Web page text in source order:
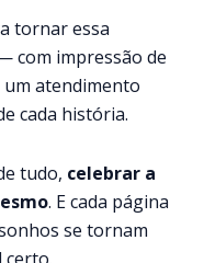
tornar essa
com impressão de
um atendimento
cada história.
tudo, celebrar a
. E cada página
se tornam